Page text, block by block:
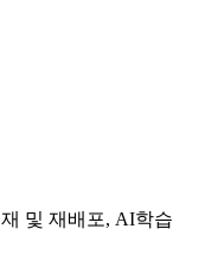
및 재배포, AI학습